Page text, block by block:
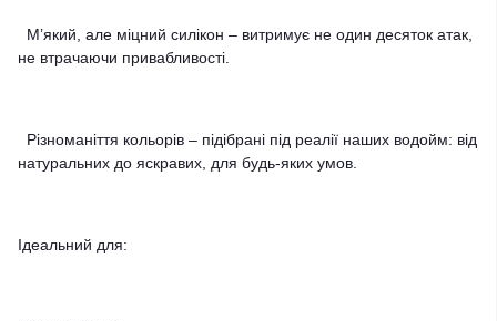
М’який, але міцний силікон – витримує не один десяток атак,
не втрачаючи привабливості.
Різноманіття кольорів – підібрані під реалії наших водойм: від
натуральних до яскравих, для будь-яких умов.
Ідеальний для: